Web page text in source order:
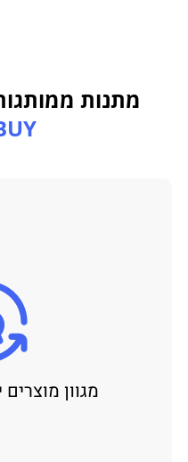
מתנות
/>
מגוון מוצרים